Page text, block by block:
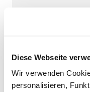
Diese Webseite
Wir verwenden
personalisieren,
Maria
Reiferstraße